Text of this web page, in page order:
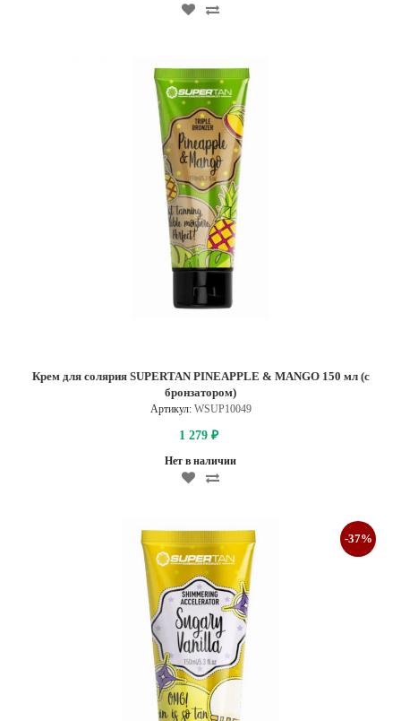
Крем для солярия SUPERTAN PINEAPPLE & MANGO 150 мл (с
бронзатором)
Артикул: WSUP10049
1 279 ₽
Нет в наличии
-37%